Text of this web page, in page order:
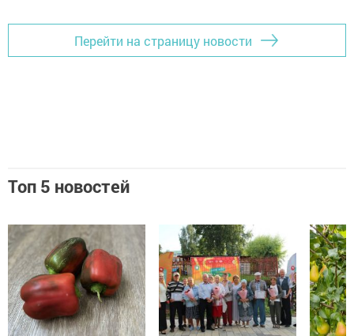
Перейти на страницу новости
Топ 5 новостей